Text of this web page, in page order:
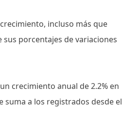
incluso más que
porcentajes de variaciones
crecimiento anual de 2.2% en
suma a los registrados desde el